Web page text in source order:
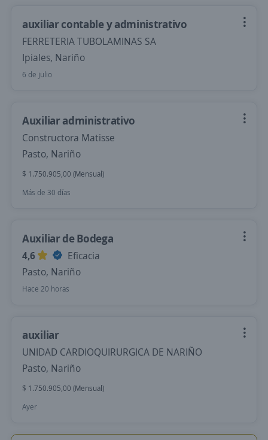
auxiliar contable y administrativo
FERRETERIA TUBOLAMINAS SA
Ipiales, Nariño
6 de julio
Auxiliar administrativo
Constructora Matisse
Pasto, Nariño
$ 1.750.905,00 (Mensual)
Más de 30 días
Auxiliar de Bodega
4,6
Eficacia
Pasto, Nariño
Hace 20 horas
auxiliar
UNIDAD CARDIOQUIRURGICA DE NARIÑO
Pasto, Nariño
$ 1.750.905,00 (Mensual)
Ayer